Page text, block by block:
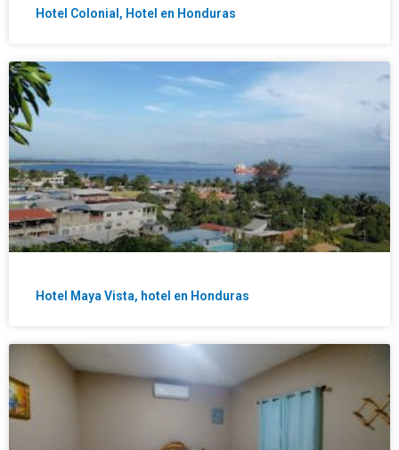
Hotel Colonial, Hotel en Honduras
Hotel Maya Vista, hotel en Honduras